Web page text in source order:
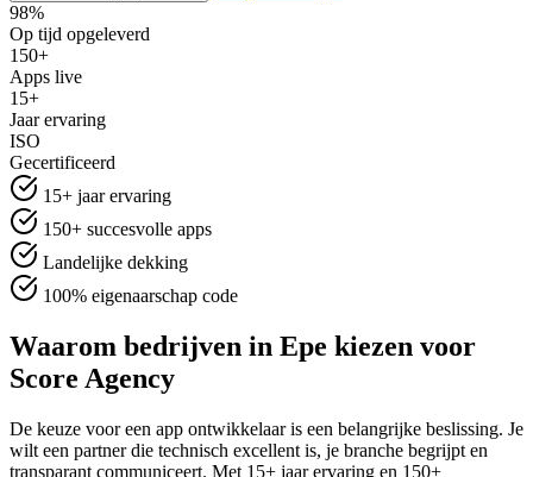
98%
Op tijd opgeleverd
150+
Apps live
15+
Jaar ervaring
ISO
Gecertificeerd
15+ jaar ervaring
150+ succesvolle apps
Landelijke dekking
100% eigenaarschap code
Waarom bedrijven in Epe kiezen voor
Score Agency
De keuze voor een app ontwikkelaar is een belangrijke beslissing. Je
wilt een partner die technisch excellent is, je branche begrijpt en
transparant communiceert. Met 15+ jaar ervaring en 150+